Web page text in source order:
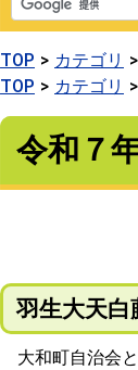
TOP カテゴリ
TOP
カテゴリ
令和７
羽生大天白
大和町自治会と